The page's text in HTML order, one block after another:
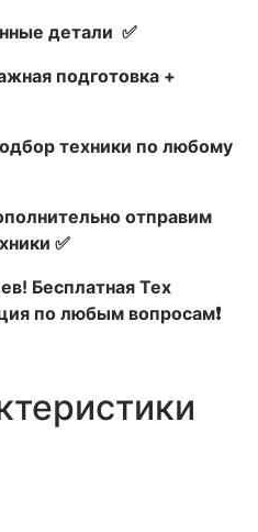
детали ✅
подготовка +
техники по любому
отправим
✅
Бесплатная Тех
по любым вопросам❗